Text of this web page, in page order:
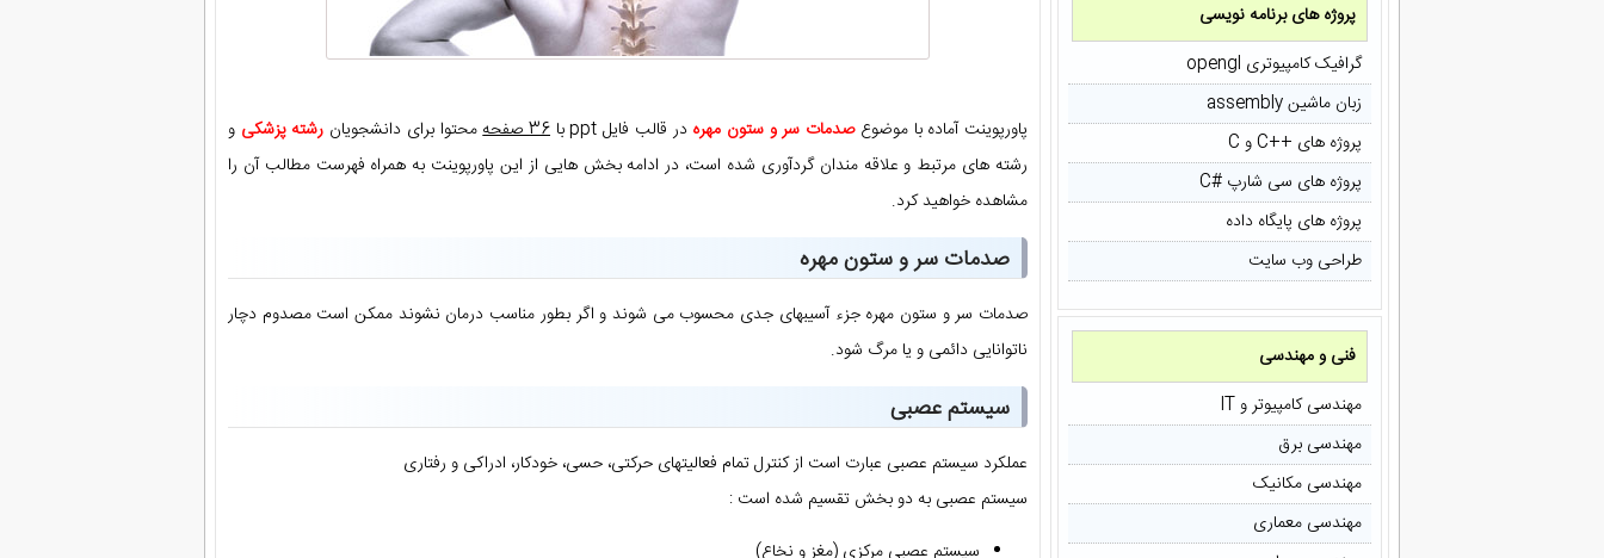
پروژه های برنامه نویسی
گرافیک کامپیوتری opengl
زبان ماشین assembly
پروژه های ++C و C
پروژه های سی شارپ #C
پروژه های پایگاه داده
طراحی وب سایت
فنی و مهندسی
مهندسی کامپیوتر و IT
مهندسی برق
مهندسی مکانیک
مهندسی معماری
پاورپوینت آماده با موضوعصدمات سر و ستون مهره در قالب فایل ppt با 36 صفحه محتوا برای دانشجویان رشته پزشکی و
رشته های مرتبط و علاقه مندان گردآوری شده است، در ادامه بخش هایی از این پاورپوینت به همراه فهرست مطالب آن را
مشاهده خواهید کرد.
صدمات سر و ستون مهره
صدمات سر و ستون مهره جزء آسیبهای جدی محسوب می شوند و اگر بطور مناسب درمان نشوند ممکن است مصدوم دچار
ناتوانایی دائمی و یا مرگ شود.
سیستم عصبی
عملکرد سیستم عصبی عبارت است از کنترل تمام فعالیتهای حرکتی، حسی، خودکار، ادراکی و رفتاری
سیستم عصبی به دو بخش تقسیم شده است :
سیستم عصبی مرکزی (مغز و نخاع)